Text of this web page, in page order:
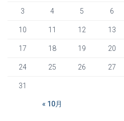
« 10月
3 4 5 6
10 11 12 13
17 18 19 20
24 25 26 27
31